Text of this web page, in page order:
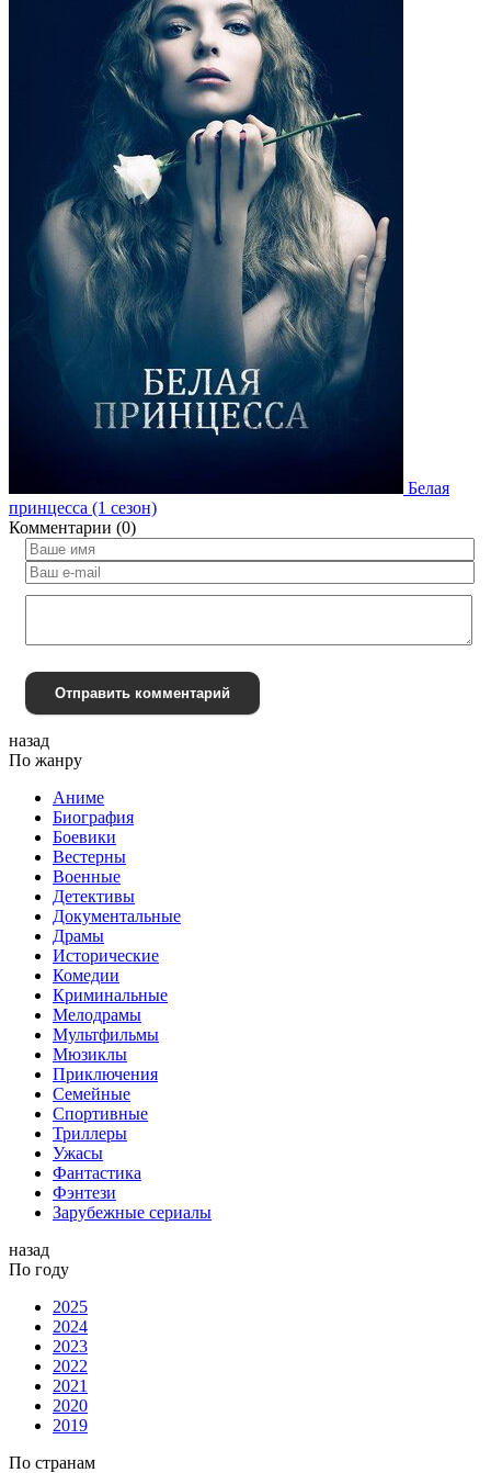
Белая
принцесса (1 сезон)
Комментарии (0)
Отправить комментарий
назад
По жанру
Аниме
Биография
Боевики
Вестерны
Военные
Детективы
Документальные
Драмы
Исторические
Комедии
Криминальные
Мелодрамы
Мультфильмы
Мюзиклы
Приключения
Семейные
Спортивные
Триллеры
Ужасы
Фантастика
Фэнтези
Зарубежные сериалы
назад
По году
2025
2024
2023
2022
2021
2020
2019
По странам